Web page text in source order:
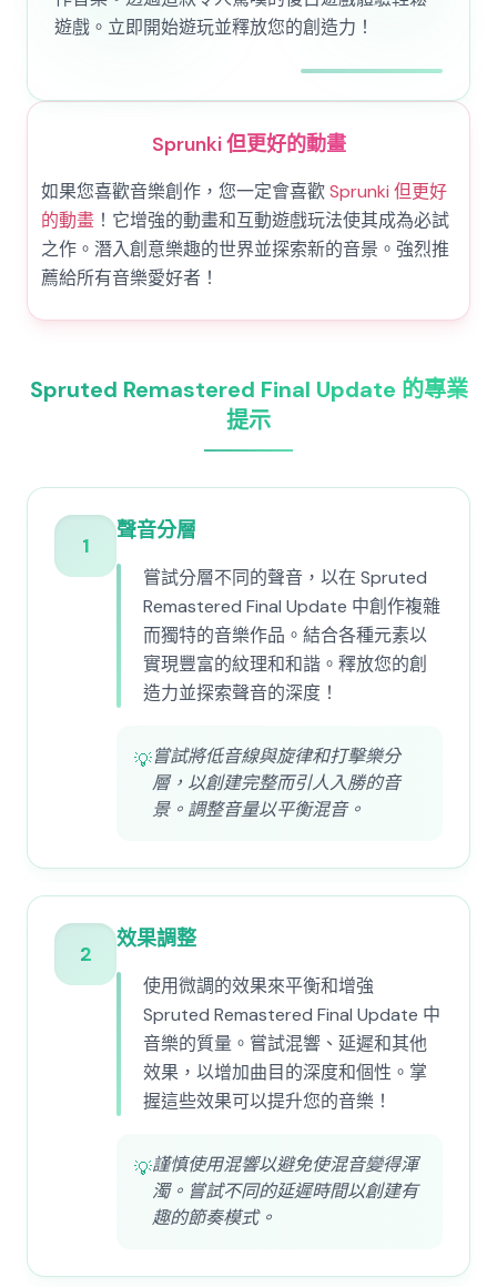
遊戲。立即開始遊玩並釋放您的創造力！
Sprunki 但更好的動畫
如果您喜歡音樂創作，您一定會喜歡Sprunki 但更好
的動畫 ！它增強的動畫和互動遊戲玩法使其成為必試
之作。潛入創意樂趣的世界並探索新的音景。強烈推
薦給所有音樂愛好者！
Spruted Remastered Final Update 的專業
提示
1
聲音分層
嘗試分層不同的聲音，以在 Spruted
Remastered Final Update 中創作複雜
而獨特的音樂作品。結合各種元素以
實現豐富的紋理和和諧。釋放您的創
造力並探索聲音的深度！
💡嘗試將低音線與旋律和打擊樂分
層，以創建完整而引人入勝的音
景。調整音量以平衡混音。
2
效果調整
使用微調的效果來平衡和增強
Spruted Remastered Final Update 中
音樂的質量。嘗試混響、延遲和其他
效果，以增加曲目的深度和個性。掌
握這些效果可以提升您的音樂！
💡謹慎使用混響以避免使混音變得渾
濁。嘗試不同的延遲時間以創建有
趣的節奏模式。